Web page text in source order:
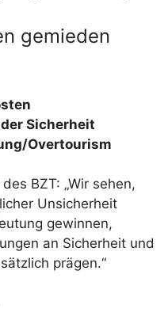
gemieden
Sicherheit
Overtourism
BZT: „Wir sehen,
Unsicherheit
gewinnen,
an Sicherheit und
prägen.“